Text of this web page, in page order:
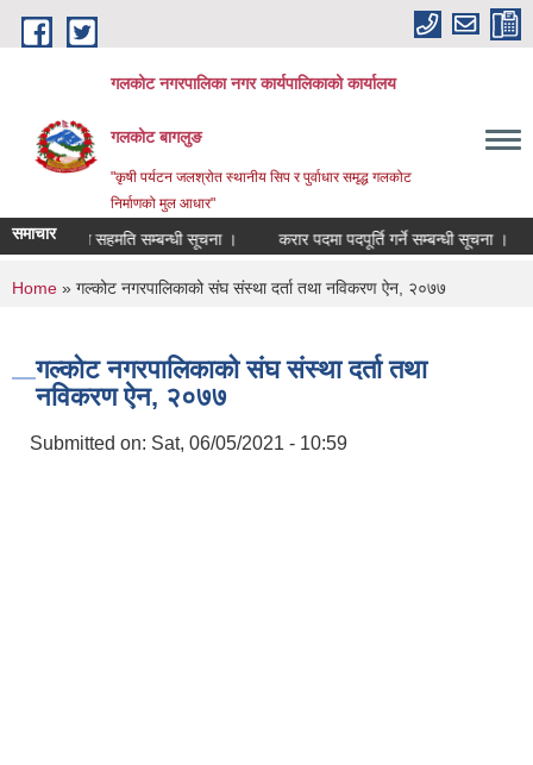
Skip to main content
गलकोट नगरपालिका नगर कार्यपालिकाको कार्यालय
गलकोट बागलुङ
"कृषी पर्यटन जलश्रोत स्थानीय सिप र पुर्वाधार समृद्ध गलकोट
निर्माणको मुल आधार"
समाचारसरूवा सहमति सम्बन्धी सूचना । करार पदमा पदपूर्ति गर्ने सम्बन्धी सूचना ।
You are here
Home » गल्कोट नगरपालिकाको संघ संस्था दर्ता तथा नविकरण ऐन, २०७७
गल्कोट नगरपालिकाको संघ संस्था दर्ता तथा
नविकरण ऐन, २०७७
Submitted on: Sat, 06/05/2021 - 10:59